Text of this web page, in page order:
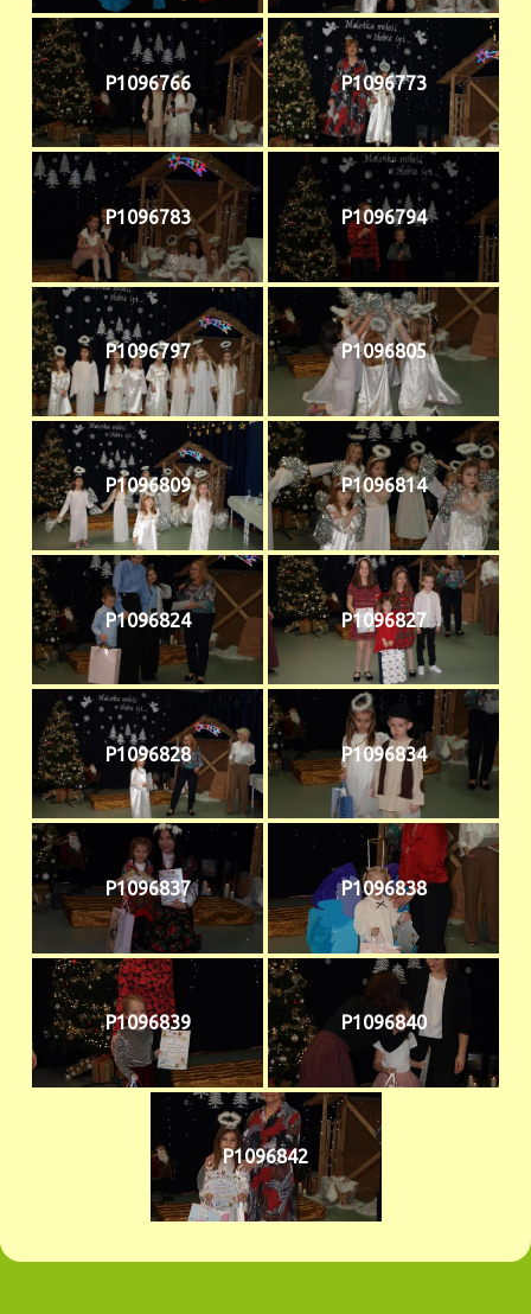
P1096766 P1096773
P1096783 P1096794
P1096797 P1096805
P1096809 P1096814
P1096824 P1096827
P1096828 P1096834
P1096837 P1096838
P1096839 P1096840
P1096842